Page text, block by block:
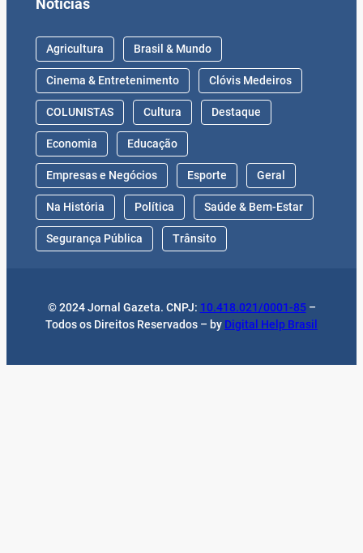
Agricultura Brasil & Mundo
Cinema & Entretenimento Clóvis Medeiros
COLUNISTAS Cultura Destaque
Economia Educação
Empresas e Negócios Esporte Geral
Na História Política Saúde & Bem-Estar
Segurança Pública Trânsito
© 2024 Jornal Gazeta. CNPJ: 10.418.021/0001-85–
Todos os Direitos Reservados – by Digital Help Brasil